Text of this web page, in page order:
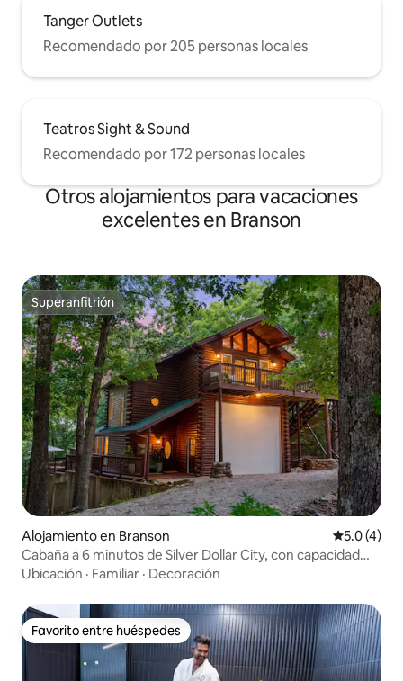
Tanger Outlets
Recomendado por 205 personas locales
Teatros Sight & Sound
Recomendado por 172 personas locales
Otros alojamientos para vacaciones
excelentes en Branson
Superanfitrión
Superanfitrión
Alojamiento en Branson
5.0 (4)
Cabaña a 6 minutos de Silver Dollar City, con capacidad
para 6 personas
Ubicación · Familiar · Decoración
Favorito entre huéspedes
Favorito entre huéspedes